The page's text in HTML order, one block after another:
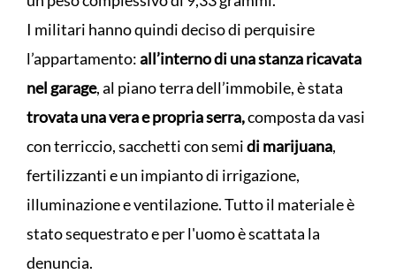
I militari hanno quindi deciso di perquisire
l’appartamento:all’interno di una stanza ricavata
nel garage, al piano terra dell’immobile, è stata
trovata una vera e propria serra,composta da vasi
con terriccio, sacchetti con semidi marijuana,
fertilizzanti e un impianto di irrigazione,
illuminazione e ventilazione. Tutto il materiale è
stato sequestrato e per l'uomo è scattata la
denuncia.